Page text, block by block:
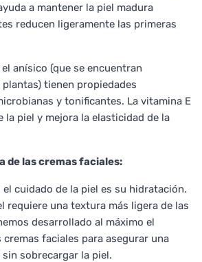
a mantener la piel madura
reducen ligeramente las primeras
anísico (que se encuentran
tienen propiedades
y tonificantes. La vitamina E
la piel y mejora la elasticidad de la
de las cremas faciales:
el cuidado de la piel es su hidratación.
requiere una textura más ligera de las
desarrollado al máximo el
faciales para asegurar una
sobrecargar la piel.